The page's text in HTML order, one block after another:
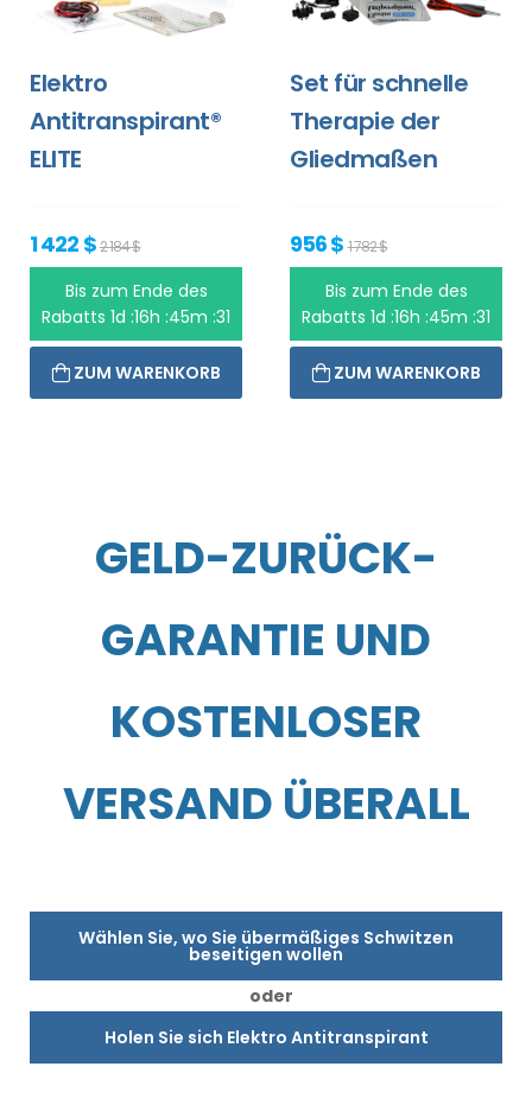
Elektro
Antitranspirant®
ELITE
1 422 $2 184 $
Bis zum Ende des
Rabatts 1d :16h :45m :31
ZUM WARENKORB
Set für schnelle
Therapie der
Gliedmaßen
956 $1 782 $
Bis zum Ende des
Rabatts 1d :16h :45m :31
ZUM WARENKORB
GELD-ZURÜCK-
GARANTIE UND
KOSTENLOSER
VERSAND ÜBERALL
Wählen Sie, wo Sie übermäßiges Schwitzen
beseitigen wollen
oder
Holen Sie sich Elektro Antitranspirant